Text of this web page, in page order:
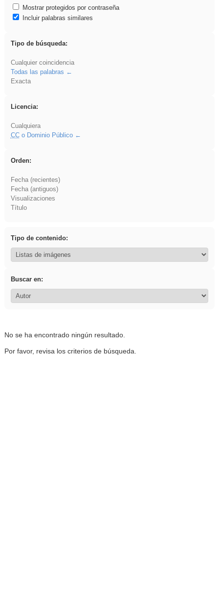
Mostrar protegidos por contraseña
Incluir palabras similares
Tipo de búsqueda:
Cualquier coincidencia
Todas las palabras
Exacta
Licencia:
Cualquiera
CCo Dominio Público
Orden:
Fecha (recientes)
Fecha (antiguos)
Visualizaciones
Título
Tipo de contenido:
Buscar en:
No se ha encontrado ningún resultado.
Por favor, revisa los criterios de búsqueda.